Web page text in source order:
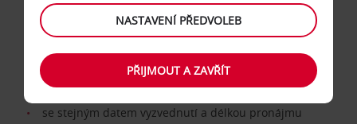
pro osobní vůz (nikoli dodávku/kamion)
prostřednictvím tohoto formuláře
pro stejné vozidlo / stejnou třídu vozidla
se stejným datem vyzvednutí a délkou pronájmu
NASTAVENÍ PŘEDVOLEB
PŘIJMOUT A ZAVŘÍT